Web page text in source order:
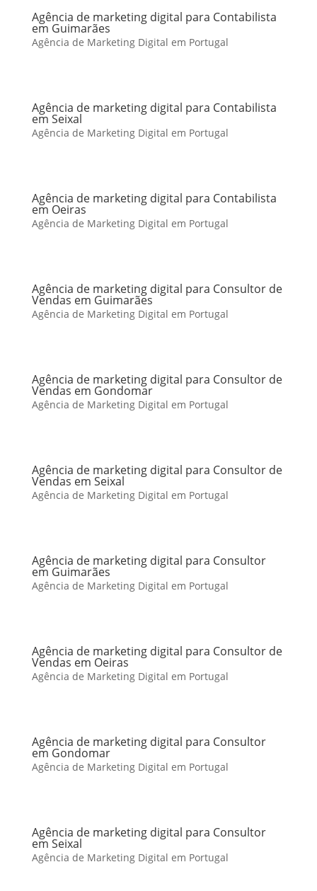
Agência de marketing digital para Contabilista
em Guimarães
Agência de Marketing Digital em Portugal
Agência de marketing digital para Contabilista
em Seixal
Agência de Marketing Digital em Portugal
Agência de marketing digital para Contabilista
em Oeiras
Agência de Marketing Digital em Portugal
Agência de marketing digital para Consultor de
Vendas em Guimarães
Agência de Marketing Digital em Portugal
Agência de marketing digital para Consultor de
Vendas em Gondomar
Agência de Marketing Digital em Portugal
Agência de marketing digital para Consultor de
Vendas em Seixal
Agência de Marketing Digital em Portugal
Agência de marketing digital para Consultor
em Guimarães
Agência de Marketing Digital em Portugal
Agência de marketing digital para Consultor de
Vendas em Oeiras
Agência de Marketing Digital em Portugal
Agência de marketing digital para Consultor
em Gondomar
Agência de Marketing Digital em Portugal
Agência de marketing digital para Consultor
em Seixal
Agência de Marketing Digital em Portugal